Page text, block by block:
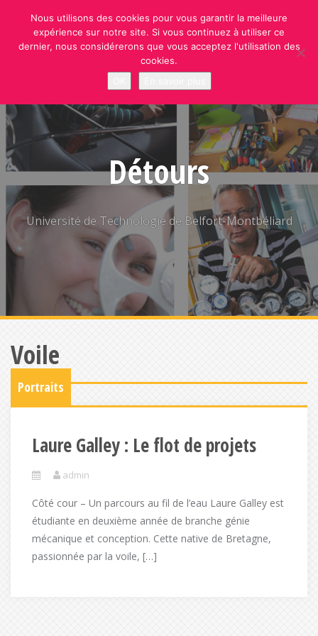
content
Détours
Université de Technologie de Belfort-Montbéliard
Voile
Portraits
Laure Galley : Le flot de projets
admin
Côté cour – Un parcours au fil de l’eau Laure Galley est
étudiante en deuxième année de branche génie
mécanique et conception. Cette native de Bretagne,
passionnée par la voile, […]
Nous utilisons des cookies pour vous garantir la meilleure
expérience sur notre site. Si vous continuez à utiliser ce
dernier, nous considérerons que vous acceptez l'utilisation des
cookies.